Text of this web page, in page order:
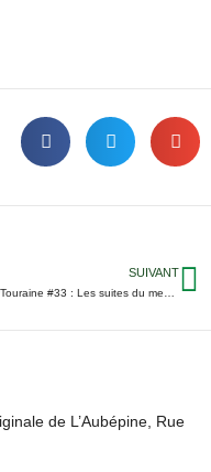
SUIVANT
de L’Aubépine, Rue